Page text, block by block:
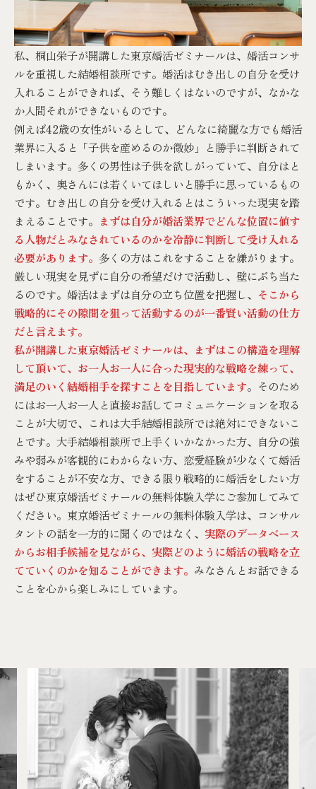
私、桐山栄子が開講した東京婚活ゼミナールは、婚活コンサ
ルを重視した結婚相談所です。婚活はむき出しの自分を受け
入れることができれば、そう難しくはないのですが、なかな
か人間それができないものです。
例えば42歳の女性がいるとして、どんなに綺麗な方でも婚活
業界に入ると「子供を産めるのか微妙」と勝手に判断されて
しまいます。多くの男性は子供を欲しがっていて、自分はと
もかく、奥さんには若くいてほしいと勝手に思っているもの
です。むき出しの自分を受け入れるとはこういった現実を踏
まえることです。 まずは自分が婚活業界でどんな位置に値す
る人物だとみなされているのかを冷静に判断して受け入れる
必要があります。 多くの方はこれをすることを嫌がります。
厳しい現実を見ずに自分の希望だけで活動し、壁にぶち当た
るのです。婚活はまずは自分の立ち位置を把握し、 そこから
戦略的にその隙間を狙って活動するのが一番賢い活動の仕方
だと言えます。
私が開講した東京婚活ゼミナールは、まずはこの構造を理解
して頂いて、お一人お一人に合った現実的な戦略を練って、
満足のいく結婚相手を探すことを目指しています。そのため
にはお一人お一人と直接お話してコミュニケーションを取る
ことが大切で、これは大手結婚相談所では絶対にできないこ
とです。大手結婚相談所で上手くいかなかった方、自分の強
みや弱みが客観的にわからない方、恋愛経験が少なくて婚活
をすることが不安な方、できる限り戦略的に婚活をしたい方
はぜひ東京婚活ゼミナールの無料体験入学にご参加してみて
ください。東京婚活ゼミナールの無料体験入学は、コンサル
タントの話を一方的に聞くのではなく、 実際のデータベース
からお相手候補を見ながら、実際どのように婚活の戦略を立
てていくのかを知ることができます。 みなさんとお話できる
ことを心から楽しみにしています。